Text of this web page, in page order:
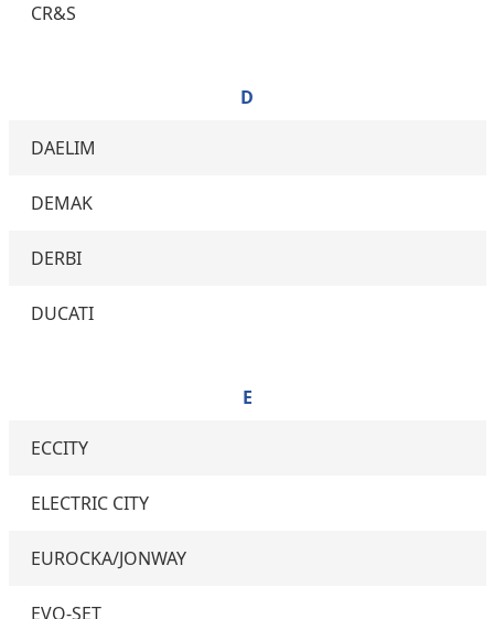
CR&S
D
DAELIM
DEMAK
DERBI
DUCATI
E
ECCITY
ELECTRIC CITY
EUROCKA/JONWAY
EVO-SET